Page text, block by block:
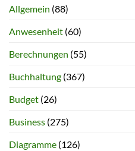
Allgemein (88)
Anwesenheit (60)
Berechnungen (55)
Buchhaltung (367)
Budget (26)
Business (275)
Diagramme (126)